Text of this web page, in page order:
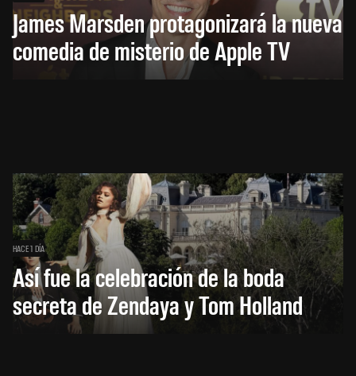
James Marsden protagonizará la nueva
comedia de misterio de Apple TV
HACE 1 DÍA
Así fue la celebración de la boda
secreta de Zendaya y Tom Holland